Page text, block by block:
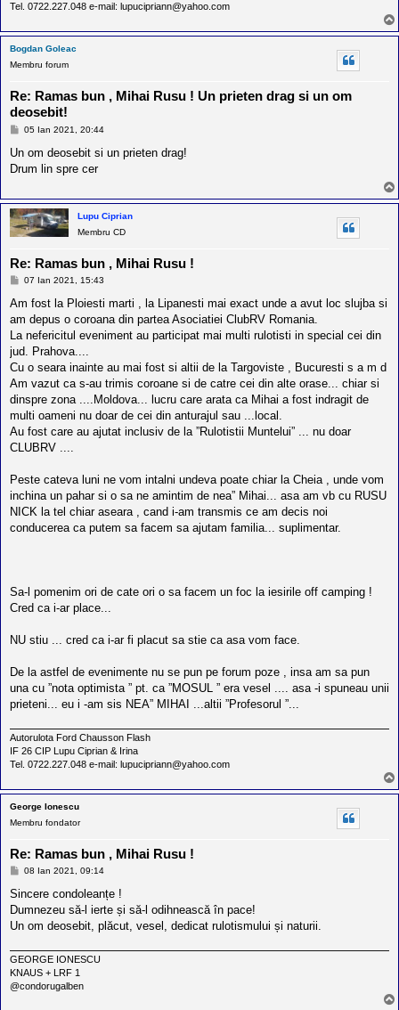
Tel. 0722.227.048 e-mail: lupucipriann@yahoo.com
Bogdan Goleac
Membru forum
Re: Ramas bun , Mihai Rusu ! Un prieten drag si un om
deosebit!
M
s
j
05 Ian 2021, 20:44
Un om deosebit si un prieten drag!
Drum lin spre cer
Lupu Ciprian
Membru CD
Re: Ramas bun , Mihai Rusu !
M
s
j
07 Ian 2021, 15:43
Am fost la Ploiesti marti , la Lipanesti mai exact unde a avut loc slujba si
am depus o coroana din partea Asociatiei ClubRV Romania.
La nefericitul eveniment au participat mai multi rulotisti in special cei din
jud. Prahova....
Cu o seara inainte au mai fost si altii de la Targoviste , Bucuresti s a m d
Am vazut ca s-au trimis coroane si de catre cei din alte orase... chiar si
dinspre zona ....Moldova... lucru care arata ca Mihai a fost indragit de
multi oameni nu doar de cei din anturajul sau ...local.
Au fost care au ajutat inclusiv de la ”Rulotistii Muntelui” ... nu doar
CLUBRV ....
Peste cateva luni ne vom intalni undeva poate chiar la Cheia , unde vom
inchina un pahar si o sa ne amintim de nea” Mihai... asa am vb cu RUSU
NICK la tel chiar aseara , cand i-am transmis ce am decis noi
conducerea ca putem sa facem sa ajutam familia... suplimentar.
Sa-l pomenim ori de cate ori o sa facem un foc la iesirile off camping !
Cred ca i-ar place...
NU stiu ... cred ca i-ar fi placut sa stie ca asa vom face.
De la astfel de evenimente nu se pun pe forum poze , insa am sa pun
una cu ”nota optimista ” pt. ca ”MOSUL ” era vesel .... asa -i spuneau unii
prieteni... eu i -am sis NEA” MIHAI ...altii ”Profesorul ”...
Autorulota Ford Chausson Flash
IF 26 CIP Lupu Ciprian & Irina
Tel. 0722.227.048 e-mail: lupucipriann@yahoo.com
George Ionescu
Membru fondator
Re: Ramas bun , Mihai Rusu !
M
s
j
08 Ian 2021, 09:14
Sincere condoleanțe !
Dumnezeu să-l ierte și să-l odihnească în pace!
Un om deosebit, plăcut, vesel, dedicat rulotismului și naturii.
GEORGE IONESCU
KNAUS + LRF 1
@condorugalben